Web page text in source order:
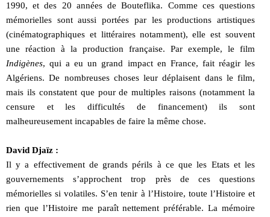
1990, et des 20 années de Bouteflika. Comme ces questions
mémorielles sont aussi portées par les productions artistiques
(cinématographiques et littéraires notamment), elle est souvent
une réaction à la production française. Par exemple, le film
Indigènes, qui a eu un grand impact en France, fait réagir les
Algériens. De nombreuses choses leur déplaisent dans le film,
mais ils constatent que pour de multiples raisons (notamment la
censure et les difficultés de financement) ils sont
malheureusement incapables de faire la même chose.
David Djaïz :
Il y a effectivement de grands périls à ce que les Etats et les
gouvernements s’approchent trop près de ces questions
mémorielles si volatiles. S’en tenir à l’Histoire, toute l’Histoire et
rien que l’Histoire me paraît nettement préférable. La mémoire